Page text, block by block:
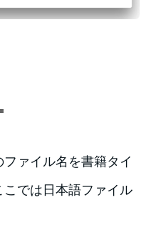
ァイル名を書籍タイ
こでは日本語ファイル